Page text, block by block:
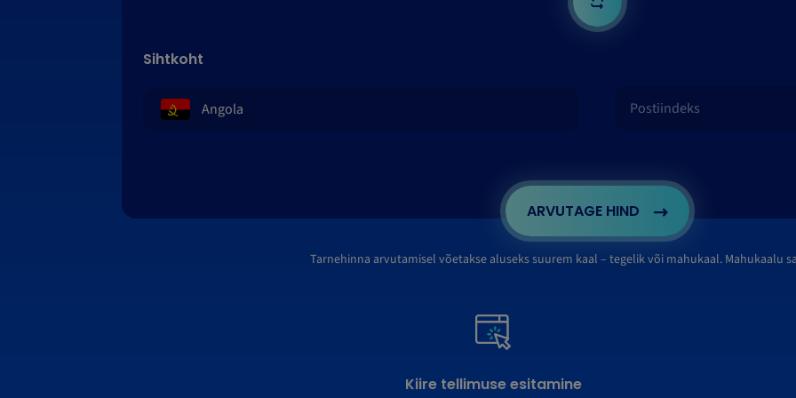
Sihtkoht
ARVUTAGE HIND
Tarnehinna arvutamisel võetakse aluseks suurem kaal – tegelik või mahukaal. Mahukaalu
Kiire tellimuse esitamine